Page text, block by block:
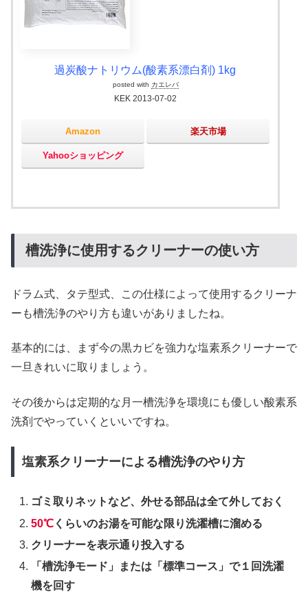
過炭酸ナトリウム(酸素系漂白剤) 1kg
posted with カエレバ
KEK 2013-07-02
Amazon 楽天市場
Yahooショッピング
槽洗浄に使用するクリーナーの使い方
ドラム式、タテ型式、この仕様によって使用するクリーナ
ーも槽洗浄のやり方も違いがありましたね。
基本的には、まず今の黒カビを強力な塩素系クリーナーで
一旦きれいに取りましょう。
その後からは定期的な月一槽洗浄を環境にも優しい酸素系
洗剤でやっていくといいですね。
塩素系クリーナーによる槽洗浄のやり方
ゴミ取りネットなど、外せる部品は全て外しておく
50℃ くらいのお湯を可能な限り洗濯槽に溜める
クリーナーを表示通り投入する
「槽洗浄モード」または「標準コース」で１回洗濯
機を回す